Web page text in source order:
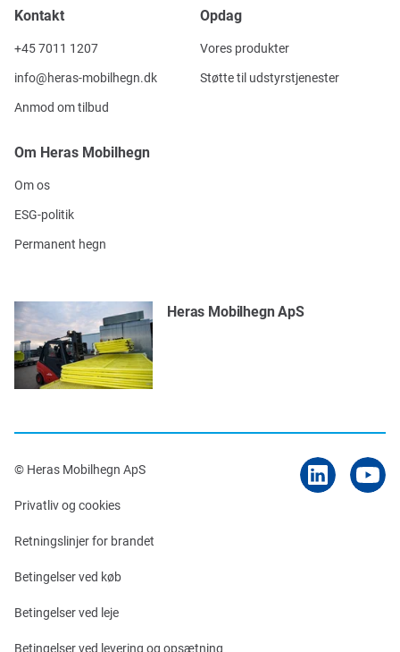
Kontakt
+45 7011 1207
info@heras-mobilhegn.dk
Anmod om tilbud
Opdag
Vores produkter
Støtte til udstyrstjenester
Om Heras Mobilhegn
Om os
ESG-politik
Permanent hegn
Heras Mobilhegn ApS
© Heras Mobilhegn ApS
Privatliv og cookies
Retningslinjer for brandet
Betingelser ved køb
Betingelser ved leje
Betingelser ved levering og opsætning